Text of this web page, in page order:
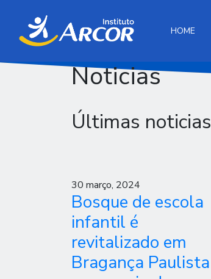
HOME
Noticias
Últimas noticias
30 março, 2024
Bosque de escola
infantil é
revitalizado em
Bragança Paulista